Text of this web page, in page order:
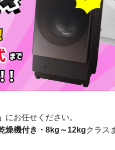
にお任せください。
燥機付き・8kg～12kgクラス